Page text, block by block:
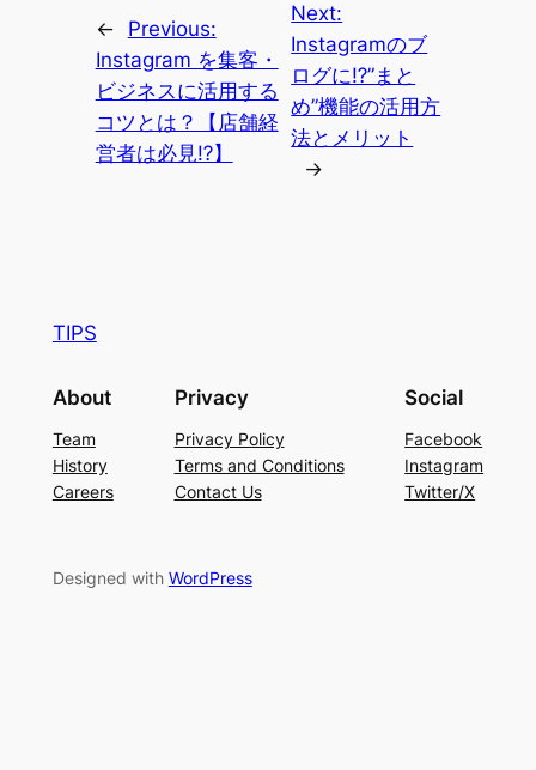
←
Previous:
Instagram を集客・
ビジネスに活用する
コツとは？【店舗経
営者は必見⁉】
Next:
Instagramのブ
ログに⁉”まと
め”機能の活用方
法とメリット
→
TIPS
About
Team
History
Careers
Privacy
Privacy Policy
Terms and Conditions
Contact Us
Social
Facebook
Instagram
Twitter/X
Designed with WordPress